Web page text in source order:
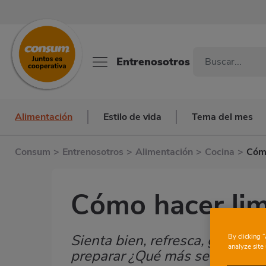
Entrenosotros
Alimentación Estilo de vida Tema del mes
Consum > Entrenosotros > Alimentación > Cocina >
Cómo hacer
Subtítulo
Sienta bien, refresca, gusta a
preparar ¿Qué más se puede
By clicking
analyze site